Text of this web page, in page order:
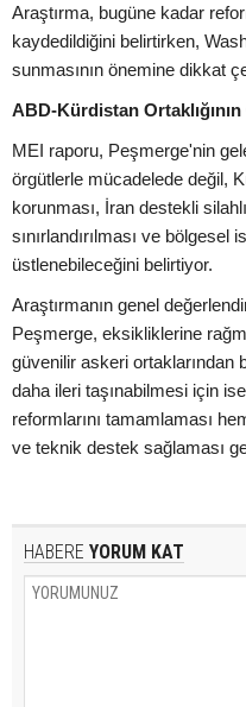
Araştırma, bugüne kadar
kaydedildiğini belirtirken,
sunmasının önemine dikkat
ABD-Kürdistan
MEI raporu, Peşmerge'nin
örgütlerle mücadelede değil,
korunması, İran destekli
sınırlandırılması ve
üstlenebileceğini belirtiyor.
Araştırmanın genel
Peşmerge, eksikliklerine
güvenilir askeri ortaklarından
daha ileri taşınabilmesi için
reformlarını tamamlaması
ve teknik destek sağlaması
HABERE YORUM KAT